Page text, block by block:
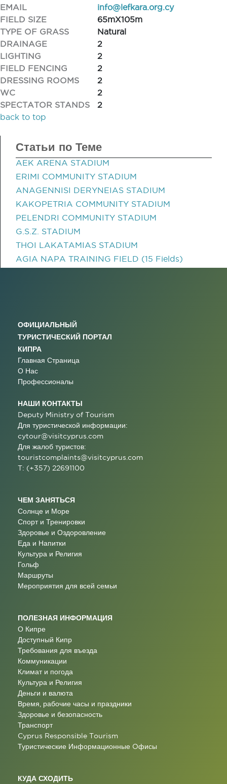
EMAIL
info@lefkara.org.cy
FIELD SIZE
65mX105m
TYPE OF GRASS
Natural
DRAINAGE
2
LIGHTING
2
FIELD FENCING
2
DRESSING ROOMS
2
WC
2
SPECTATOR STANDS
2
back to top
Статьи по Теме
AEK ARENA STADIUM
ERIMI COMMUNITY STADIUM
ANAGENNISI DERYNEIAS STADIUM
KAKOPETRIA COMMUNITY STADIUM
PELENDRI COMMUNITY STADIUM
G.S.Z. STADIUM
THOI LAKATAMIAS STADIUM
AGIA NAPA TRAINING FIELD (15 Fields)
ОФИЦИАЛЬНЫЙ
ТУРИСТИЧЕСКИЙ ПОРТАЛ
КИПРА
Главная Страница
О Нас
Профессионалы
НАШИ КОНТАКТЫ
Deputy Ministry of Tourism
Для туристической информации:
cytour@visitcyprus.com
Для жалоб туристов:
touristcomplaints@visitcyprus.com
T: (+357) 22691100
ЧЕМ ЗАНЯТЬСЯ
Солнце и Море
Спорт и Тренировки
Здоровье и Оздоровление
Еда и Напитки
Культура и Религия
Гольф
Маршруты
Мероприятия для всей семьи
ПОЛЕЗНАЯ ИНФОРМАЦИЯ
О Кипре
Доступный Кипр
Требования для въезда
Коммуникации
Климат и погода
Культура и Религия
Деньги и валюта
Время, рабочие часы и праздники
Здоровье и безопасность
Транспорт
Cyprus Responsible Tourism
Туристические Информационные Oфисы
КУДА СХОДИТЬ